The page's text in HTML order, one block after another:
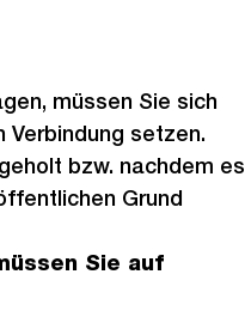
müssen Sie sich
Verbindung setzen.
bzw. nachdem es
Grund
Sie auf